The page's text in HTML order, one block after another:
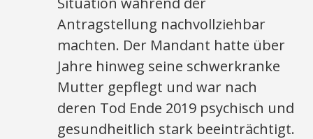
Antragstellung nachvollziehbar
machten. Der Mandant hatte über
Jahre hinweg seine schwerkranke
Mutter gepflegt und war nach
deren Tod Ende 2019 psychisch und
gesundheitlich stark beeinträchtigt.